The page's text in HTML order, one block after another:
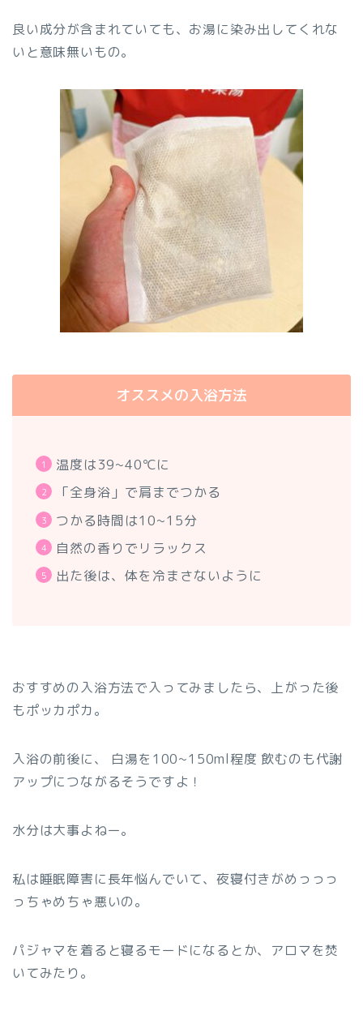
良い成分が含まれていても、お湯に染み出してくれな
いと意味無いもの。
オススメの入浴方法
温度は39~40℃に
「全身浴」で肩までつかる
つかる時間は10~15分
自然の香りでリラックス
出た後は、体を冷まさないように
おすすめの入浴方法で入ってみましたら、上がった後
もポッカポカ。
入浴の前後に、 白湯を100~150ml程度 飲むのも代謝
アップにつながるそうですよ！
水分は大事よねー。
私は睡眠障害に長年悩んでいて、夜寝付きがめっっっ
っちゃめちゃ悪いの。
パジャマを着ると寝るモードになるとか、アロマを焚
いてみたり。